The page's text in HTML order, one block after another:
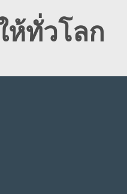
ทั่วโลก